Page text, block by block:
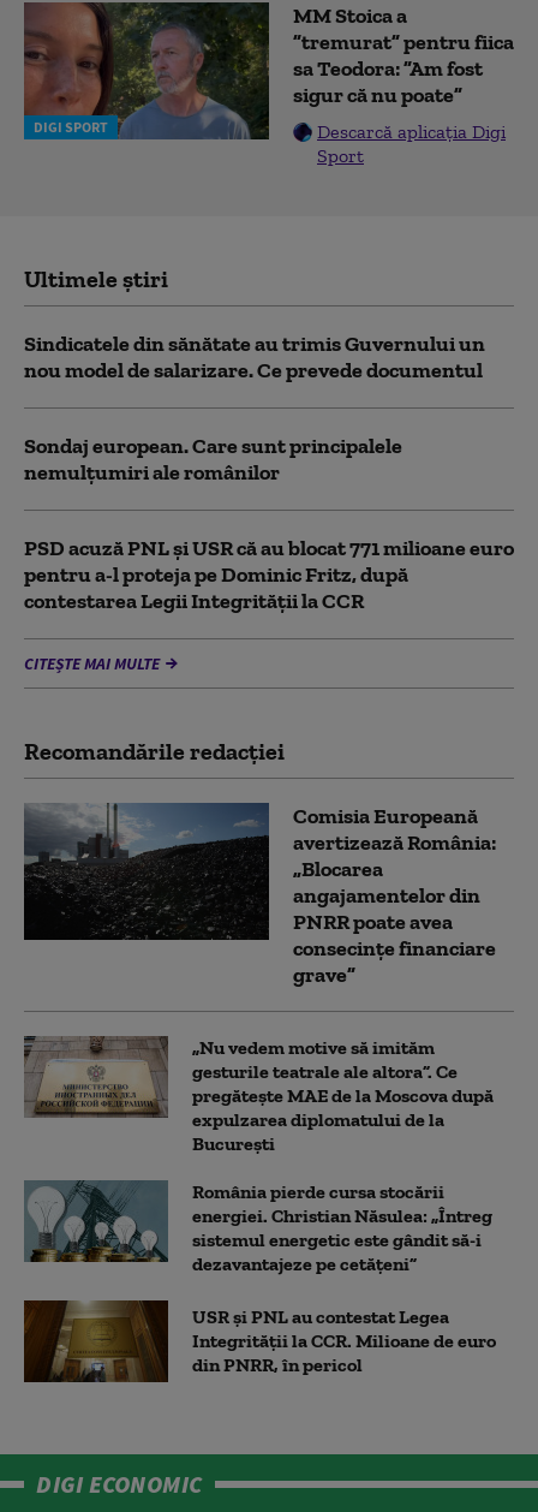
DIGI SPORT
MM Stoica a
”tremurat” pentru fiica
sa Teodora: ”Am fost
sigur că nu poate”
Descarcă aplicația Digi
Sport
Ultimele știri
Sindicatele din sănătate au trimis Guvernului un
nou model de salarizare. Ce prevede documentul
Sondaj european. Care sunt principalele
nemulțumiri ale românilor
PSD acuză PNL şi USR că au blocat 771 milioane euro
pentru a-l proteja pe Dominic Fritz, după
contestarea Legii Integrității la CCR
CITEȘTE MAI MULTE
Recomandările redacţiei
Comisia Europeană
avertizează România:
„Blocarea
angajamentelor din
PNRR poate avea
consecințe financiare
grave”
„Nu vedem motive să imităm
gesturile teatrale ale altora”. Ce
pregătește MAE de la Moscova după
expulzarea diplomatului de la
București
România pierde cursa stocării
energiei. Christian Năsulea: „Întreg
sistemul energetic este gândit să-i
dezavantajeze pe cetățeni”
USR și PNL au contestat Legea
Integrității la CCR. Milioane de euro
din PNRR, în pericol
DIGI ECONOMIC